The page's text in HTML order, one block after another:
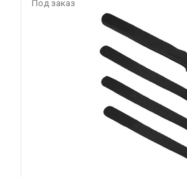
Под заказ